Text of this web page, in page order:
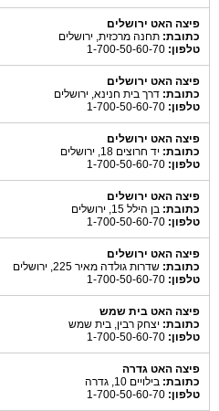
פיצה האט ירושלים
כתובת: תחנה מרכזית, ירושלים
טלפון:
פיצה האט ירושלים
כתובת: דרך בית חנינא, ירושלים
טלפון:
פיצה האט ירושלים
כתובת: יד חרוצים 18, ירושלים
טלפון:
פיצה האט ירושלים
כתובת: בן הילל 15, ירושלים
טלפון:
פיצה האט ירושלים
כתובת: שדרות גולדה מאיר 225, ירושלים
טלפון:
פיצה האט בית שמש
כתובת: יצחק רבין, בית שמש
טלפון:
פיצה האט גדרה
כתובת: בילויים 10, גדרה
טלפון: